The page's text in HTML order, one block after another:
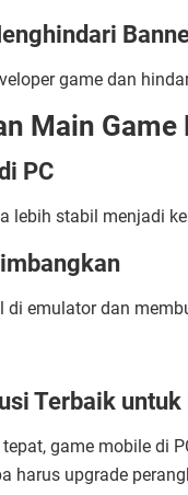
game dan
Main Game
PC
lebih stabil menjadi
emulator dan
Terbaik
game mobile di
harus upgrade